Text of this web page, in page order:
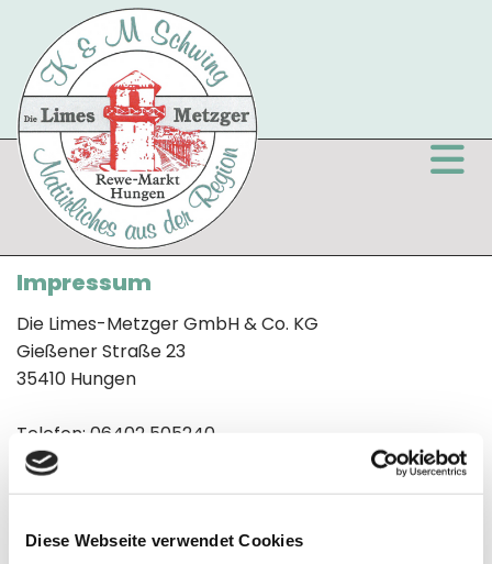
Diese Webseite verwendet Cookies
Impressum
Die Limes-Metzger GmbH & Co. KG
Gießener Straße 23
35410 Hungen
Telefon: 06402 505240
Telefax: 06402 505241
URL:www.limes-metzger.de